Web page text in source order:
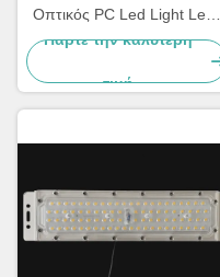
Οπτικός PC Led Light Lens
Για οδικό φωτισμό τύπου II
Πάρτε την καλύτερη
τιμή